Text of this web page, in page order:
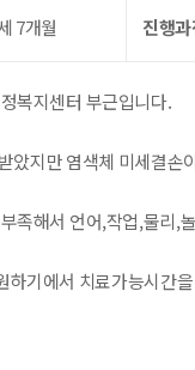
7개월 진행
복지센터 부근입니다.
았지만 염색체 미세결손
족해서 언어,작업,물리,
하기에서 치료가능시간